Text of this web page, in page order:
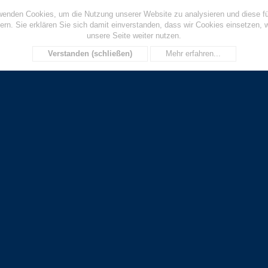
Cookies, um die Nutzung unserer Website zu analysieren und diese
Sie erklären Sie sich damit einverstanden, dass wir Cookies einsetzen,
unsere Seite weiter nutzen.
Verstanden (schließen)
Mehr erfahren...